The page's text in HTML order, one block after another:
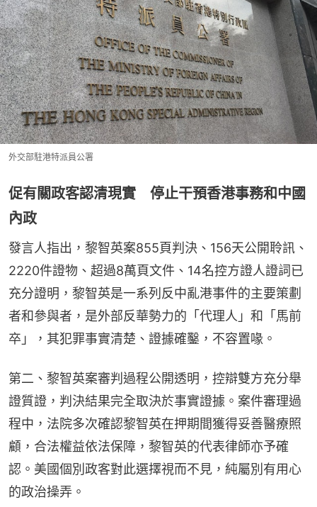
外交部駐港特派員公署
促有關政客認清現實 停止干預香港事務和中國
內政
發言人指出，黎智英案855頁判決、156天公開聆訊、
2220件證物、超過8萬頁文件、14名控方證人證詞已
充分證明，黎智英是一系列反中亂港事件的主要策劃
者和參與者，是外部反華勢力的「代理人」和「馬前
卒」，其犯罪事實清楚、證據確鑿，不容置喙。
第二、黎智英案審判過程公開透明，控辯雙方充分舉
證質證，判決結果完全取決於事實證據。案件審理過
程中，法院多次確認黎智英在押期間獲得妥善醫療照
顧，合法權益依法保障，黎智英的代表律師亦予確
認。美國個別政客對此選擇視而不見，純屬別有用心
的政治操弄。